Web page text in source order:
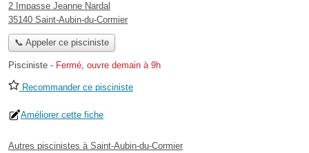
2 Impasse Jeanne Nardal
35140 Saint-Aubin-du-Cormier
📞 Appeler ce pisciniste
Pisciniste - Fermé, ouvre demain à 9h
Recommander ce pisciniste
Améliorer cette fiche
Autres piscinistes à Saint-Aubin-du-Cormier